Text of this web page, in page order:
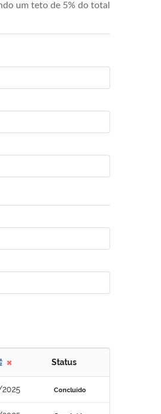
um teto de 5% do total
Status
Concluído